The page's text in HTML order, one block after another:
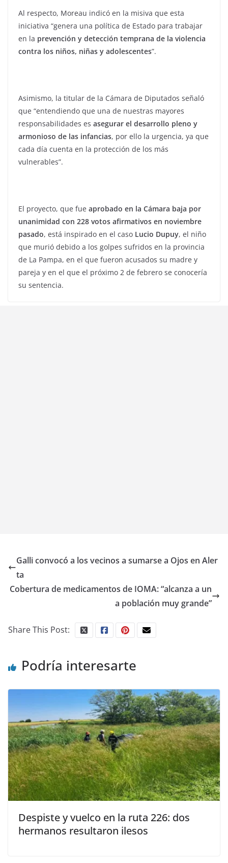
Al respecto, Moreau indicó en la misiva que esta
iniciativa “genera una política de Estado para trabajar
en la prevención y detección temprana de la violencia
contra los niños, niñas y adolescentes”.
Asimismo, la titular de la Cámara de Diputados señaló
que “entendiendo que una de nuestras mayores
responsabilidades es asegurar el desarrollo pleno y
armonioso de las infancias, por ello la urgencia, ya que
cada día cuenta en la protección de los más
vulnerables”.
El proyecto, que fue aprobado en la Cámara baja por
unanimidad con 228 votos afirmativos en noviembre
pasado, está inspirado en el caso Lucio Dupuy, el niño
que murió debido a los golpes sufridos en la provincia
de La Pampa, en el que fueron acusados su madre y
pareja y en el que el próximo 2 de febrero se conocería
su sentencia.
Galli convocó a los vecinos a sumarse a Ojos en Aler
ta
Cobertura de medicamentos de IOMA: “alcanza a un
a población muy grande”
Share This Post:
Podría interesarte
Despiste y vuelco en la ruta 226: dos
hermanos resultaron ilesos